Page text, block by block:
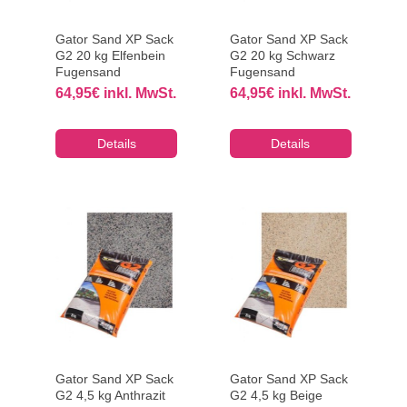
Gator Sand XP Sack
G2 20 kg Elfenbein
Fugensand
64,95€ inkl. MwSt.
Details
Gator Sand XP Sack
G2 20 kg Schwarz
Fugensand
64,95€ inkl. MwSt.
Details
Gator Sand XP Sack
G2 4,5 kg Anthrazit
Gator Sand XP Sack
G2 4,5 kg Beige